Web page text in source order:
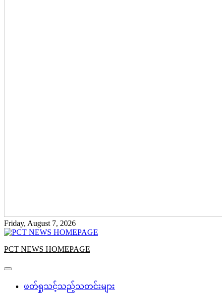
Friday, August 7, 2026
PCT NEWS HOMEPAGE
ဖတ်ရှုသင့်သည့်သတင်းများ